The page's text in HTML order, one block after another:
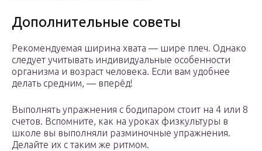
Дополнительные советы
Рекомендуемая ширина хвата — шире плеч. Однако
следует учитывать индивидуальные особенности
организма и возраст человека. Если вам удобнее
делать средним, — вперёд!
Выполнять упражнения с бодипаром стоит на 4 или 8
счетов. Вспомните, как на уроках физкультуры в
школе вы выполняли разминочные упражнения.
Делайте их с таким же ритмом.